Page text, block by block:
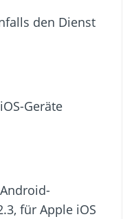
den Dienst
Geräte
für Apple iOS